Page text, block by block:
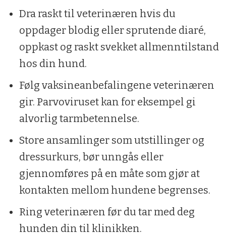
Dra raskt til veterinæren hvis du
oppdager blodig eller sprutende diaré,
oppkast og raskt svekket allmenntilstand
hos din hund.
Følg vaksineanbefalingene veterinæren
gir. Parvoviruset kan for eksempel gi
alvorlig tarmbetennelse.
Store ansamlinger som utstillinger og
dressurkurs, bør unngås eller
gjennomføres på en måte som gjør at
kontakten mellom hundene begrenses.
Ring veterinæren før du tar med deg
hunden din til klinikken.